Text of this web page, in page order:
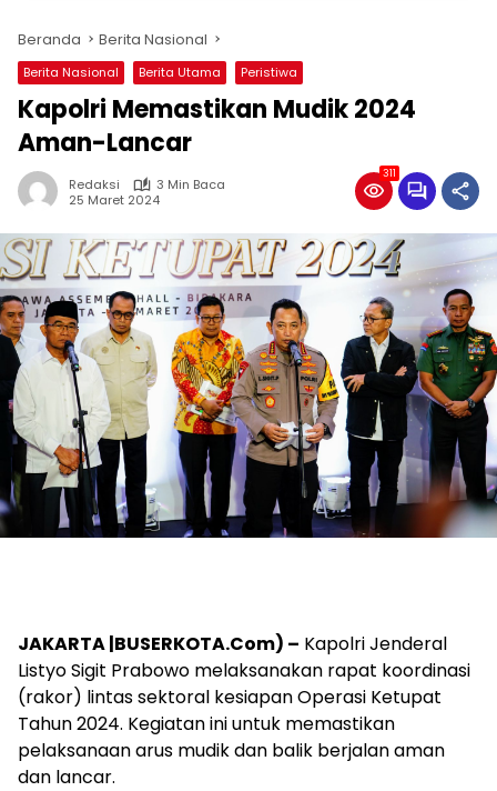
Beranda Berita Nasional
Berita Nasional Berita Utama Peristiwa
Kapolri Memastikan Mudik 2024
Aman-Lancar
Redaksi
3 Min Baca
25 Maret 2024
311
JAKARTA |BUSERKOTA.Com) – Kapolri Jenderal
Listyo Sigit Prabowo melaksanakan rapat koordinasi
(rakor) lintas sektoral kesiapan Operasi Ketupat
Tahun 2024. Kegiatan ini untuk memastikan
pelaksanaan arus mudik dan balik berjalan aman
dan lancar.